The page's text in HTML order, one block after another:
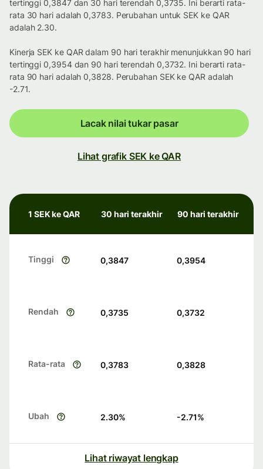
tertinggi 0,3847 dan 30 hari terendah 0,3735. Ini berarti rata-
rata 30 hari adalah 0,3783. Perubahan untuk SEK ke QAR
adalah 2.30.
Kinerja SEK ke QAR dalam 90 hari terakhir menunjukkan 90 hari
tertinggi 0,3954 dan 90 hari terendah 0,3732. Ini berarti rata-
rata 90 hari adalah 0,3828. Perubahan SEK ke QAR adalah
-2.71.
Lacak nilai tukar pasar
Lihat grafik SEK ke QAR
1 SEK ke QAR 30 hari terakhir 90 hari terakhir
Tinggi 0,3847 0,3954
Rendah 0,3735 0,3732
Rata-rata 0,3783 0,3828
Ubah 2.30% -2.71%
Lihat riwayat lengkap